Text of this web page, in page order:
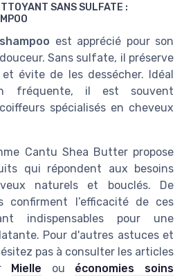
SANS SULFATE :
est apprécié pour son
Sans sulfate, il préserve
évite de les dessécher. Idéal
fréquente, il est souvent
spécialisés en cheveux
Cantu Shea Butter propose
qui répondent aux besoins
naturels et bouclés. De
confirment l’efficacité de ces
indispensables pour une
Pour d'autres astuces et
pas à consulter les articles
Mielle ou économies soins